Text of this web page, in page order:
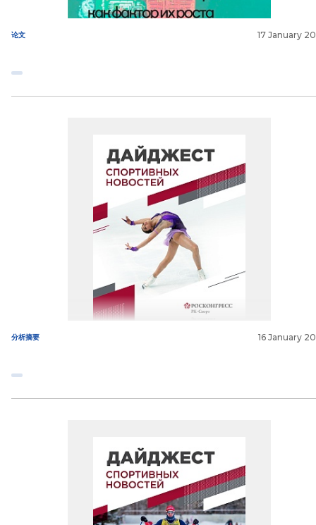
论文 17 January
分析摘要 16 January